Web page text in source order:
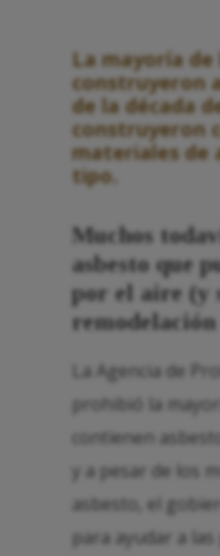
La mayoría
construyeron
de la década
construyeron
materiales de
tipo.
Muchos
asbesto que
por el aire (y
La Agencia de
prohibió la
contienen
y a pesar de los
asbesto, el
para ayudar a